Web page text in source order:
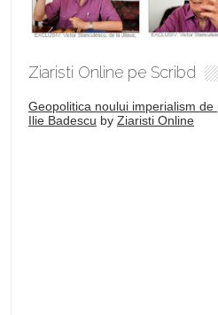
Ziaristi Online pe Scribd
Geopolitica noului imperialism de
Ilie Badescu by Ziaristi Online